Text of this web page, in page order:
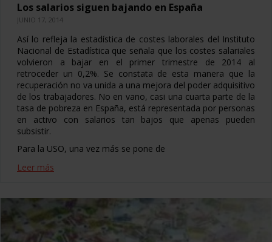
Los salarios siguen bajando en España
JUNIO 17, 2014
Así lo refleja la estadística de costes laborales del Instituto
Nacional de Estadística que señala que los costes salariales
volvieron a bajar en el primer trimestre de 2014 al
retroceder un 0,2%. Se constata de esta manera que la
recuperación no va unida a una mejora del poder adquisitivo
de los trabajadores. No en vano, casi una cuarta parte de la
tasa de pobreza en España, está representada por personas
en activo con salarios tan bajos que apenas pueden
subsistir.
Para la USO, una vez más se pone de
Leer más